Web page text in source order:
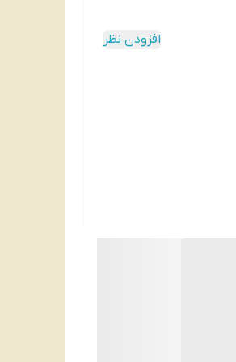
افزودن نظر